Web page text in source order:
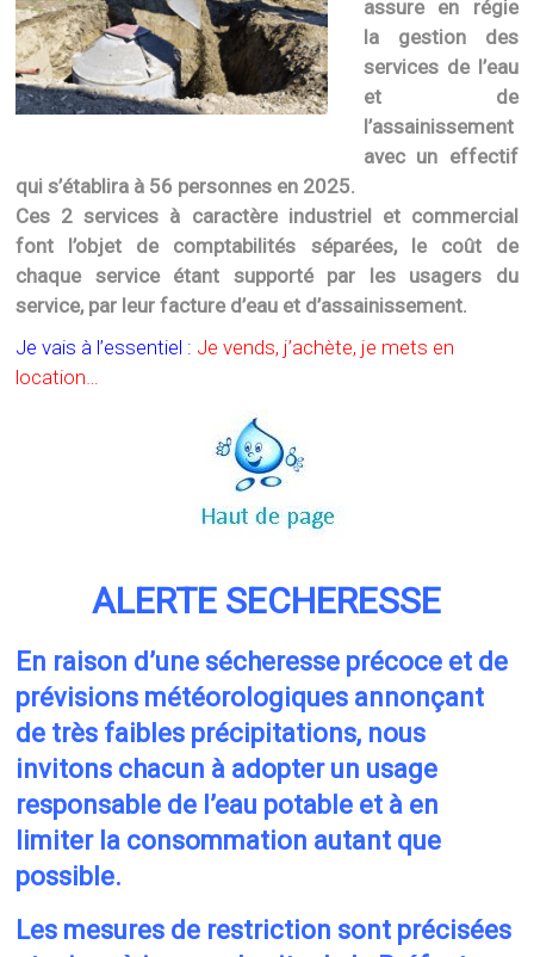
assure en régie
la gestion des
services de l’eau
et de
l’assainissement
avec un effectif
qui s’établira à 56 personnes en 2025.
Ces 2 services à caractère industriel et commercial
font l’objet de comptabilités séparées, le coût de
chaque service étant supporté par les usagers du
service, par leur facture d’eau et d’assainissement.
Je vais à l’essentiel : Je vends, j’achète, je mets en
location…
ALERTE SECHERESSE
En raison d’une sécheresse précoce et de
prévisions météorologiques annonçant
de très faibles précipitations, nous
invitons chacun à adopter un usage
responsable de l’eau potable et à en
limiter la consommation autant que
possible.
Les mesures de restriction sont précisées